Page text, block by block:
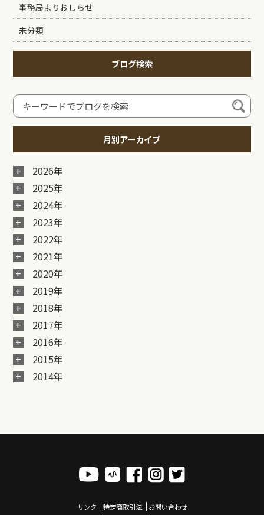
事務局よりおしらせ
未分類
ブログ検索
月別アーカイブ
2026年
2025年
2024年
2023年
2022年
2021年
2020年
2019年
2018年
2017年
2016年
2015年
2014年
リンク 特定商取引法 お問い合わせ